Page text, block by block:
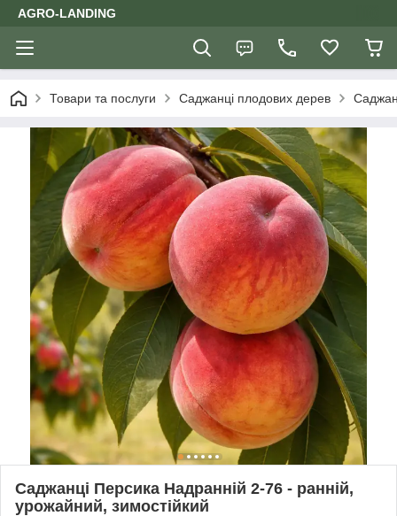
AGRO-LANDING
Товари та послуги Саджанці плодових дерев
Саджанці Персика Надранній 2-76 - ранній,
урожайний, зимостійкий